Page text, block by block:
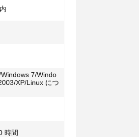
7/Windo
XP/Linux につ
時間